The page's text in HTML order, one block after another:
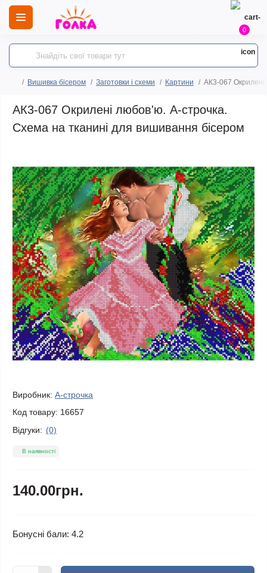
0
Вишивка бісером Заготовки і схеми Картини АК3-067 Окрилені
АК3-067 Окрилені любов'ю. А-строчка.
Схема на тканині для вишивання бісером
Виробник: А-строчка
Код товару: 16657
Відгуки: (0)
В наявності
140.00грн.
Бонусні бали: 4.2